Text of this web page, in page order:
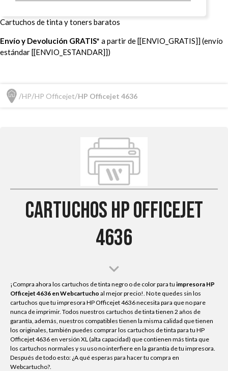
Cartuchos de tinta y toners baratos
Envío y Devolución GRATIS* a partir de [[ENVIO_GRATIS]] (envío
estándar [[ENVIO_ESTANDAR]])
HP HP Officejet HP Officejet 4636
Cartuchos HP Officejet
4636
¡Compra ahora los cartuchos de tinta negro o de color para tu impresora HP
Officejet 4636 en Webcartucho al mejor precio!. No te quedes sin los
cartuchos que tu impresora HP Officejet 4636 necesita para que no pare
nunca de imprimir. Todos nuestros cartuchos de tinta tienen 2 años de
garantía, además, nuestros compatibles tienen la misma calidad que tienen
los originales, también puedes comprar los cartuchos de tinta para tu HP
Officejet 4636 en versión XL (alta capacidad) que contienen más tinta que
los cartuchos normales y su uso no interfiere en la garantía de tu impresora.
Después de todo esto: ¿A qué esperas para hacer tu compra en
Webcartucho?.